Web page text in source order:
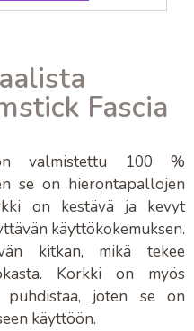
Fascia
valmistettu 100 %
se on hierontapallojen
on kestävä ja kevyt
käyttökokemuksen.
kitkan, mikä tekee
Korkki on myös
joten se on
käyttöön.